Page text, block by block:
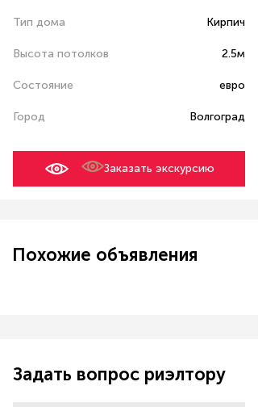
Тип дома Кирпич
Высота потолков 2.5м
Состояние евро
Город Волгоград
Заказать экскурсию
Похожие объявления
Задать вопрос риэлтору